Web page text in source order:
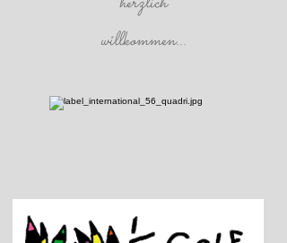
willkommen...